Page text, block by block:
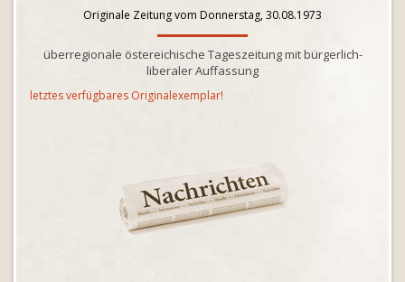
Originale Zeitung vom Donnerstag, 30.08.1973
überregionale östereichische Tageszeitung mit bürgerlich-
liberaler Auffassung
letztes verfügbares Originalexemplar!